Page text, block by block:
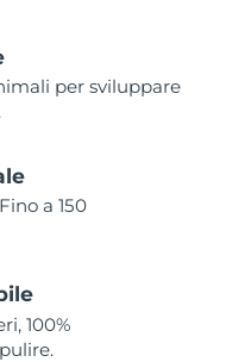
per sviluppare
a 150
100%